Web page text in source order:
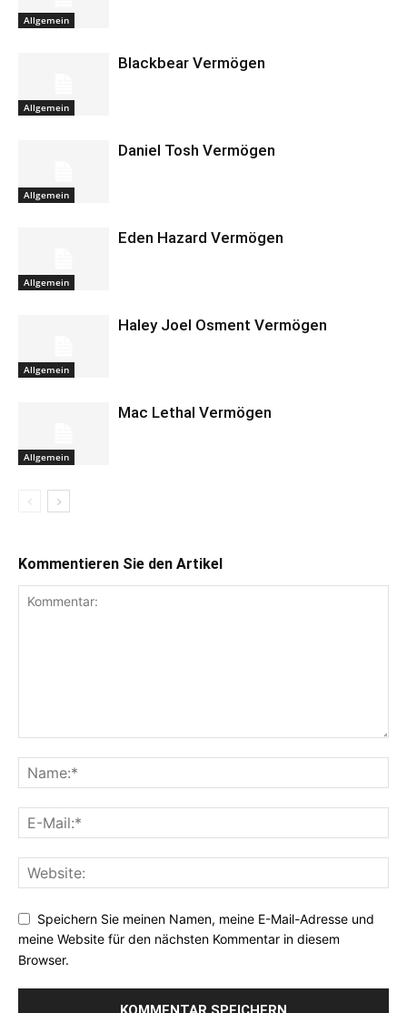
Allgemein
Allgemein
Blackbear Vermögen
Allgemein
Daniel Tosh Vermögen
Allgemein
Eden Hazard Vermögen
Allgemein
Haley Joel Osment Vermögen
Allgemein
Mac Lethal Vermögen
Kommentieren Sie den Artikel
Speichern Sie meinen Namen, meine E-Mail-Adresse und
meine Website für den nächsten Kommentar in diesem
Browser.